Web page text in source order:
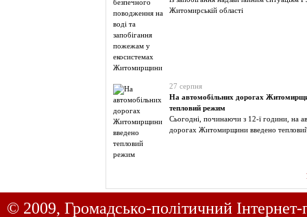
Житомирській області
27 серпня
На автомобільних дорогах
тепловий режим
Сьогодні, починаючи з 12-ї години, на
дорогах Житомирщини введено
© 2009, Громадсько-політичний Інтернет-